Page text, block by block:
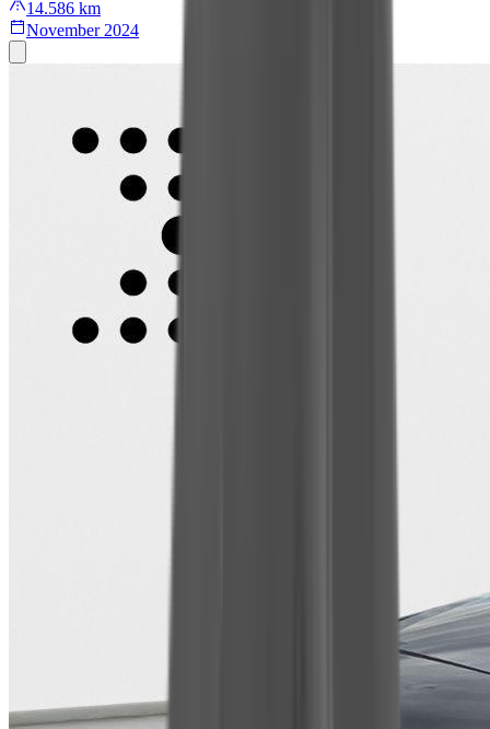
14.586 km
November 2024